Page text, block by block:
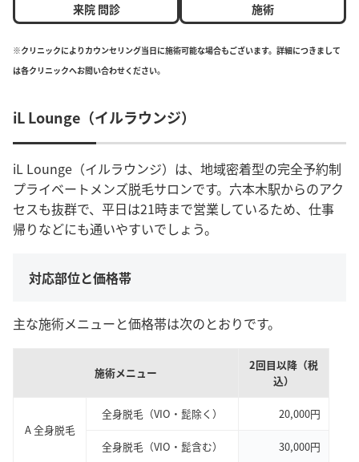
来院 問診 施術
※クリニックによりカウンセリング当日に施術可能な場合もございます。詳細につきまして
は各クリニックへお問い合わせください。
iL Lounge（イルラウンジ）
iL Lounge（イルラウンジ）は、地域密着型の完全予約制
プライベートメンズ脱毛サロンです。六本木駅からのアク
セスも抜群で、平日は21時まで営業しているため、仕事
帰りなどにも通いやすいでしょう。
対応部位と価格帯
主な施術メニューと価格帯は次のとおりです。
施術メニュー
2回目以降（税
込）
A 全身脱毛
全身脱毛（VIO・髭除く） 20,000円
全身脱毛（VIO・髭含む） 30,000円